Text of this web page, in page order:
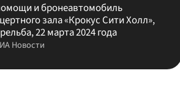
и бронеавтомобиль
зала «Крокус Сити Холл»,
22 марта 2024 года
Новости